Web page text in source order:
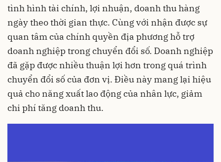
tình hình tài chính, lợi nhuận, doanh thu hàng
ngày theo thời gian thực. Cùng với nhận được sự
quan tâm của chính quyền địa phương hỗ trợ
doanh nghiệp trong chuyển đổi số. Doanh nghiệp
đã gặp được nhiều thuận lợi hơn trong quá trình
chuyển đổi số của đơn vị. Điều này mang lại hiệu
quả cho năng xuất lao động của nhân lực, giảm
chi phí tăng doanh thu.